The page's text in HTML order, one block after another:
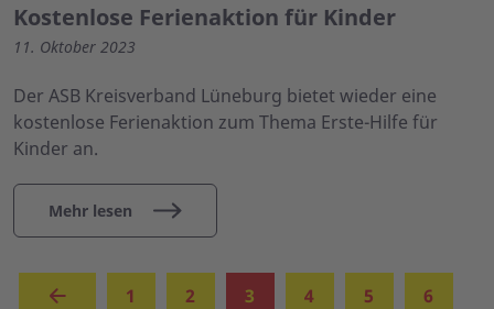
Kostenlose Ferienaktion für Kinder
11. Oktober 2023
Der ASB Kreisverband Lüneburg bietet wieder eine
kostenlose Ferienaktion zum Thema Erste-Hilfe für
Kinder an.
Mehr lesen
1 2 3 (aktuell)
4 5 6